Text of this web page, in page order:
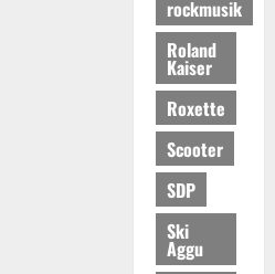
rockmusik
Roland
Kaiser
Roxette
Scooter
SDP
Ski
Aggu